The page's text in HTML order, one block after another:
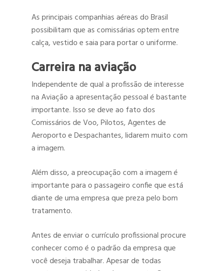
As principais companhias aéreas do Brasil
possibilitam que as comissárias optem entre
calça, vestido e saia para portar o uniforme.
Carreira na aviação
Independente de qual a profissão de interesse
na Aviação a apresentação pessoal é bastante
importante. Isso se deve ao fato dos
Comissários de Voo, Pilotos, Agentes de
Aeroporto e Despachantes, lidarem muito com
a imagem.
Além disso, a preocupação com a imagem é
importante para o passageiro confie que está
diante de uma empresa que preza pelo bom
tratamento.
Antes de enviar o currículo profissional procure
conhecer como é o padrão da empresa que
você deseja trabalhar. Apesar de todas